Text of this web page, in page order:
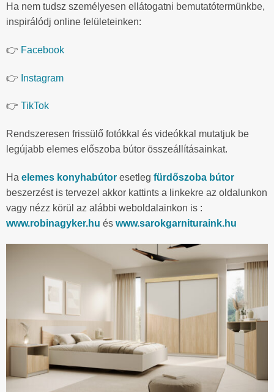
Ha nem tudsz személyesen ellátogatni bemutatótermünkbe,
inspirálódj online felületeinken:
👉 Facebook
👉 Instagram
👉 TikTok
Rendszeresen frissülő fotókkal és videókkal mutatjuk be
legújabb elemes előszoba bútor összeállításainkat.
Ha elemes konyhabútor esetleg fürdőszoba bútor
beszerzést is tervezel akkor kattints a linkekre az oldalunkon
vagy nézz körül az alábbi weboldalainkon is :
www.robinagyker.hu és www.sarokgarnituraink.hu